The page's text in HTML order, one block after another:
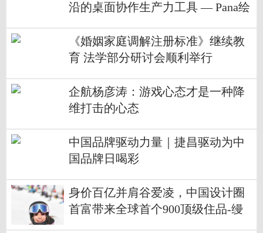
沿的桌面协作生产力工具 — Pana绘
《婚姻家庭调解注册标准》继续教
育 法学部分研讨会顺利举行
企航杨彦涛：游戏心态才是一种降
维打击的心态
中国品牌驱动力量｜捷昌驱动为中
国品牌日喝彩
身价百亿并肩谷爱凌，中国设计圈
首富带来全球首个900顶级住品-缦